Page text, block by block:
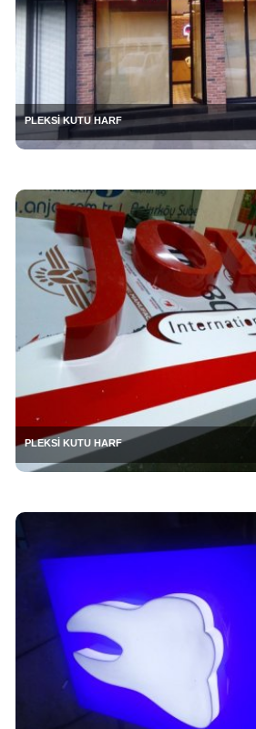
PLEKSİ KUTU HARF
PLEKSİ KUTU HARF